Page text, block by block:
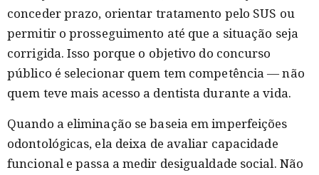
conceder prazo, orientar tratamento pelo SUS ou
permitir o prosseguimento até que a situação seja
corrigida. Isso porque o objetivo do concurso
público é selecionar quem tem competência — não
quem teve mais acesso a dentista durante a vida.
Quando a eliminação se baseia em imperfeições
odontológicas, ela deixa de avaliar capacidade
funcional e passa a medir desigualdade social. Não